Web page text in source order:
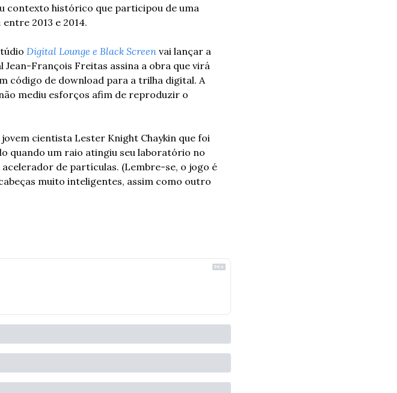
contexto histórico que participou de uma
entre 2013 e 2014.
Digital Lounge e Black Screen vai lançar a
François Freitas assina a obra que virá
código de download para a trilha digital. A
mediu esforços afim de reproduzir o
cientista Lester Knight Chaykin que foi
quando um raio atingiu seu laboratório no
de partículas. (Lembre-se, o jogo é
muito inteligentes, assim como outro